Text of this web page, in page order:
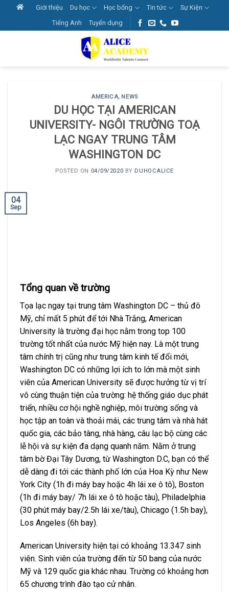
content
Giới thiệu Du học Học bổng Tin tức
Sự Kiện
Tiếng Anh
Tuyển dụng
AMERICA, NEWS
DU HỌC TẠI AMERICAN
UNIVERSITY- NGÔI TRƯỜNG TOẠ
LẠC NGAY TRUNG TÂM
WASHINGTON DC
POSTED ON 04/09/2020 BY DUHOCALICE
04
Sep
Tổng quan về trường
Tọa lạc ngay tại trung tâm Washington DC – thủ đô
Mỹ, chỉ mất 5 phút để tới Nhà Trắng, American
University là trường đại học nằm trong top 100
trường tốt nhất của nước Mỹ hiện nay. Là một trung
tâm chính trị cũng như trung tâm kinh tế đổi mới,
Washington DC có những lợi ích to lớn mà một sinh
viên của American University sẽ được hưởng từ vị trí
vô cùng thuận tiện của trường: hệ thống giáo dục phát
triển, nhiều cơ hội nghề nghiệp, môi trường sống và
học tập an toàn và thoải mái, các trung tâm và nhà hát
quốc gia, các bảo tàng, nhà hàng, câu lạc bộ cùng các
lễ hội và sự kiện đa dạng quanh năm. Nằm ở trung
tâm bờ Đại Tây Dương, từ Washington D.C, bạn có thể
dễ dàng đi tới các thành phố lớn của Hoa Kỳ như New
York City (1h đi máy bay hoặc 4h lái xe ô tô), Boston
(1h đi máy bay/ 7h lái xe ô tô hoặc tàu), Philadelphia
(30 phút máy bay/2.5h lái xe/tàu), Chicago (1.5h bay),
Los Angeles (6h bay).
American University hiện tại có khoảng 13.347 sinh
viên. Sinh viên của trường đến từ 50 bang của nước
Mỹ và 129 quốc gia khác nhau. Trường có khoảng hơn
65 chương trình đào tạo cử nhân.